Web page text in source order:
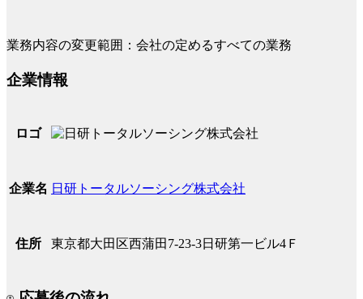
業務内容の変更範囲：会社の定めるすべての業務
企業情報
ロゴ
企業名 日研トータルソーシング株式会社
住所 東京都大田区西蒲田7-23-3日研第一ビル4Ｆ